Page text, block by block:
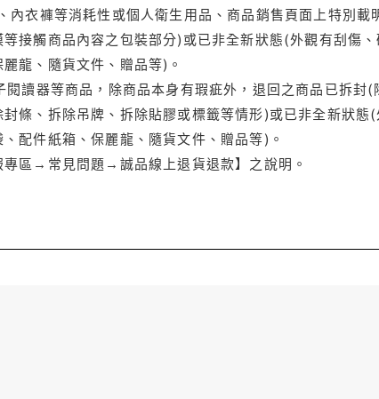
內衣褲等消耗性或個人衛生用品、商品銷售頁面上特別
接觸商品內容之包裝部分)或已非全新狀態(外觀有刮傷
龍、隨貨文件、贈品等)。
閱讀器等商品，除商品本身有瑕疵外，退回之商品已拆
條、拆除吊牌、拆除貼膠或標籤等情形)或已非全新狀
配件紙箱、保麗龍、隨貨文件、贈品等)。
專區→常見問題→誠品線上退貨退款】之說明。